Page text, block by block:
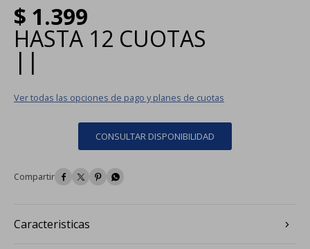
$ 1.399
HASTA 12 CUOTAS
| |
Ver todas las opciones de pago y planes de cuotas
CONSULTAR DISPONIBILIDAD
   
Caracteristicas